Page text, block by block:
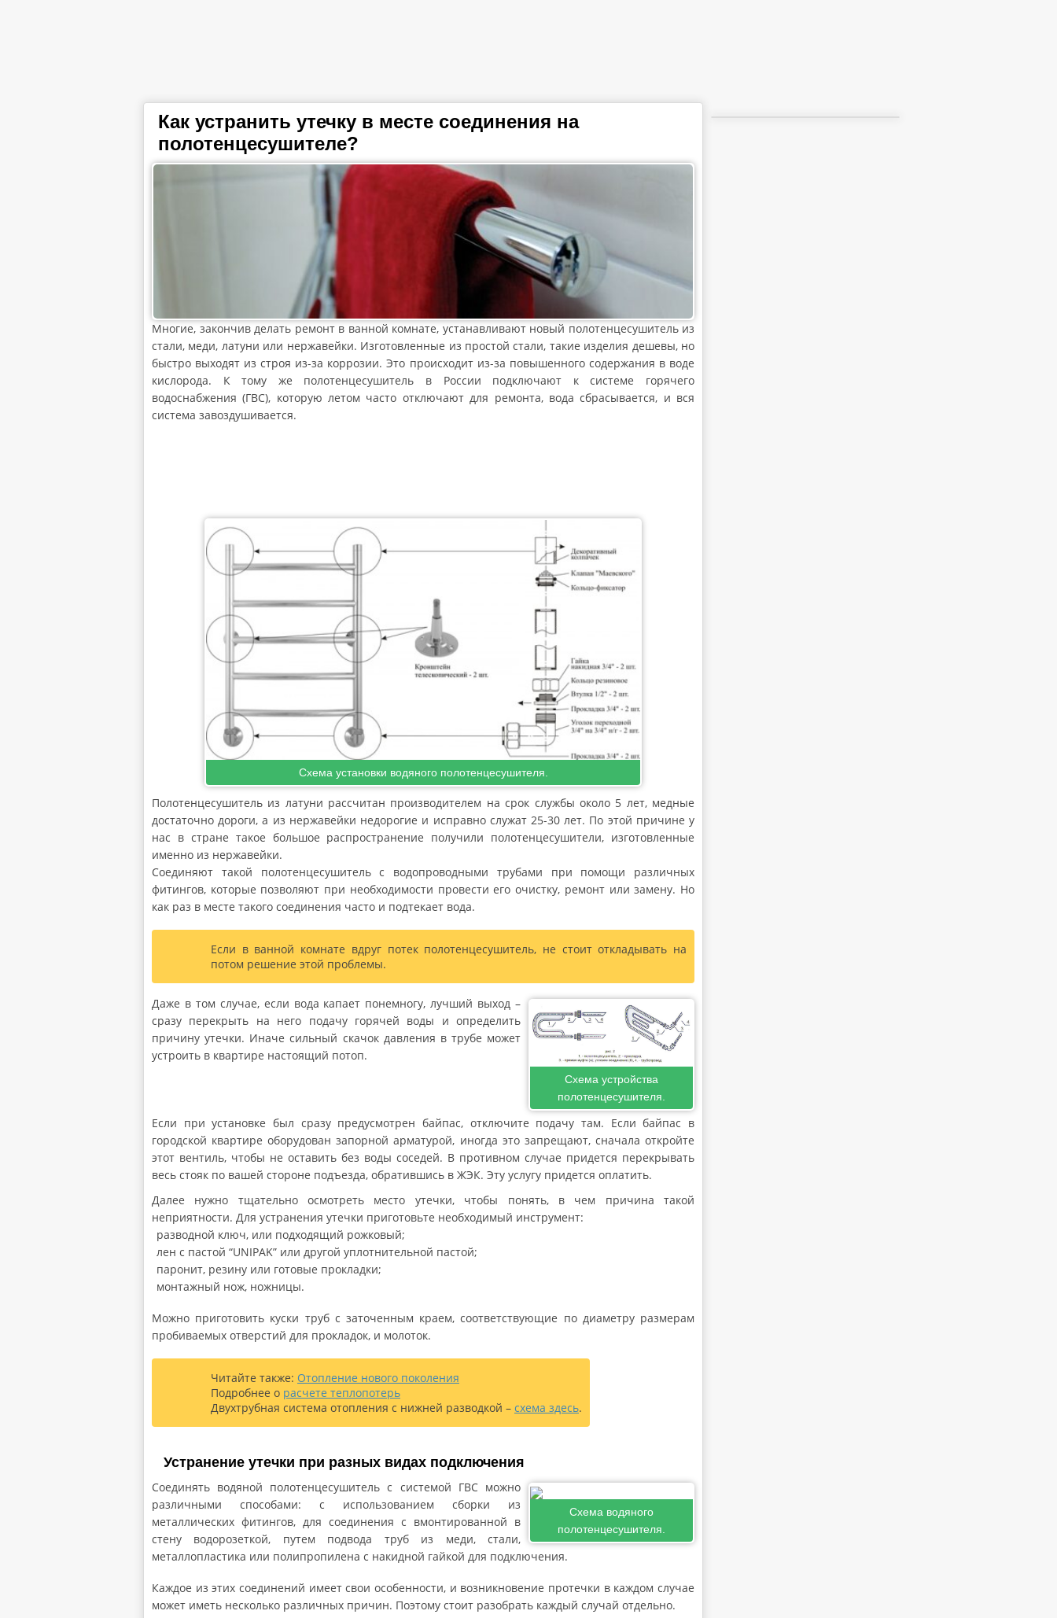
Как устранить утечку в месте соединения на
полотенцесушителе?
Многие, закончив делать ремонт в ванной комнате, устанавливают новый полотенцесушитель из
стали, меди, латуни или нержавейки. Изготовленные из простой стали, такие изделия дешевы, но
быстро выходят из строя из-за коррозии. Это происходит из-за повышенного содержания в воде
кислорода. К тому же полотенцесушитель в России подключают к системе горячего
водоснабжения (ГВС), которую летом часто отключают для ремонта, вода сбрасывается, и вся
система завоздушивается.
Схема установки водяного полотенцесушителя.
Полотенцесушитель из латуни рассчитан производителем на срок службы около 5 лет, медные
достаточно дороги, а из нержавейки недорогие и исправно служат 25-30 лет. По этой причине у
нас в стране такое большое распространение получили полотенцесушители, изготовленные
именно из нержавейки.
Соединяют такой полотенцесушитель с водопроводными трубами при помощи различных
фитингов, которые позволяют при необходимости провести его очистку, ремонт или замену. Но
как раз в месте такого соединения часто и подтекает вода.
Если в ванной комнате вдруг потек полотенцесушитель, не стоит откладывать на
потом решение этой проблемы.
Схема устройства
полотенцесушителя.
Даже в том случае, если вода капает понемногу, лучший выход –
сразу перекрыть на него подачу горячей воды и определить
причину утечки. Иначе сильный скачок давления в трубе может
устроить в квартире настоящий потоп.
Если при установке был сразу предусмотрен байпас, отключите подачу там. Если байпас в
городской квартире оборудован запорной арматурой, иногда это запрещают, сначала откройте
этот вентиль, чтобы не оставить без воды соседей. В противном случае придется перекрывать
весь стояк по вашей стороне подъезда, обратившись в ЖЭК. Эту услугу придется оплатить.
Далее нужно тщательно осмотреть место утечки, чтобы понять, в чем причина такой
неприятности. Для устранения утечки приготовьте необходимый инструмент:
разводной ключ, или подходящий рожковый;
лен с пастой “UNIPAK” или другой уплотнительной пастой;
паронит, резину или готовые прокладки;
монтажный нож, ножницы.
Можно приготовить куски труб с заточенным краем, соответствующие по диаметру размерам
пробиваемых отверстий для прокладок, и молоток.
Читайте также: Отопление нового поколения
Подробнее о расчете теплопотерь
Двухтрубная система отопления с нижней разводкой – схема здесь.
Устранение утечки при разных видах подключения
Схема водяного
полотенцесушителя.
Соединять водяной полотенцесушитель с системой ГВС можно
различными способами: с использованием сборки из
металлических фитингов, для соединения с вмонтированной в
стену водорозеткой, путем подвода труб из меди, стали,
металлопластика или полипропилена с накидной гайкой для подключения.
Каждое из этих соединений имеет свои особенности, и возникновение протечки в каждом случае
может иметь несколько различных причин. Поэтому стоит разобрать каждый случай отдельно.